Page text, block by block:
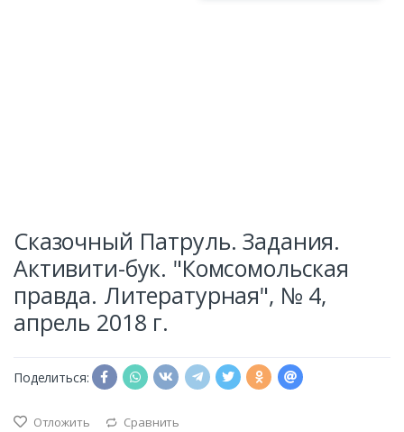
Сказочный Патруль. Задания.
Активити-бук. "Комсомольская
правда. Литературная", № 4,
апрель 2018 г.
Поделиться:
Отложить Сравнить